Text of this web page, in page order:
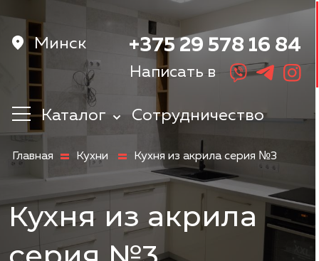
Минск
Каталог
Корпусная
мебель
Мебель в
прихожую
Шкафы
Мебель в
Сотрудничество
+375 29 578 16 84
Написать в
Главная Кухни Кухня из акрила серия №3
Кухня из акрила